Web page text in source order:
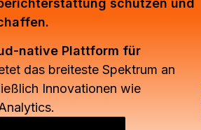
schützen und
native Plattform für
das breiteste Spektrum an
Innovationen wie